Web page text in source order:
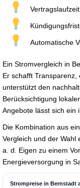
Automatische
Ein Stromvergleich in
Er schafft
unterstützt den
Berücksichtigung
Angebote lässt sich ein
Die Kombination aus
Vergleich und der Wahl
a. d. Eigen zu einem
Energieversorgung in
Strompreise in Bernstadt